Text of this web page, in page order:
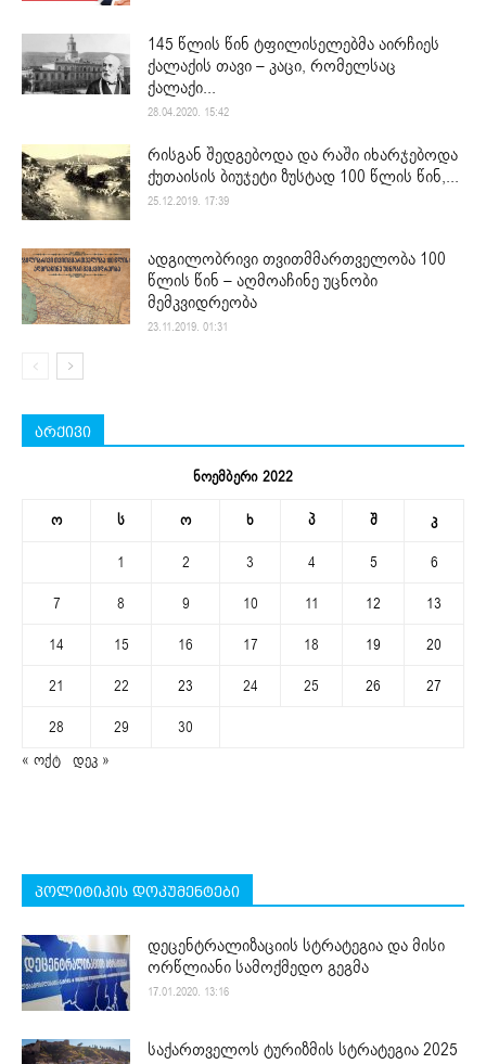
145 წლის წინ ტფილისელებმა აირჩიეს
ქალაქის თავი – კაცი, რომელსაც
ქალაქი...
28.04.2020. 15:42
რისგან შედგებოდა და რაში იხარჯებოდა
ქუთაისის ბიუჯეტი ზუსტად 100 წლის წინ,...
25.12.2019. 17:39
ადგილობრივი თვითმმართველობა 100
წლის წინ – აღმოაჩინე უცნობი
მემკვიდრეობა
23.11.2019. 01:31
არქივი
ნოემბერი 2022
ო ს ო ხ პ შ კ
1 2 3 4 5
6
7
8 9 10 11 12
13
14
15 16 17 18 19
20
21
22 23 24 25 26
27
28
29
30
« ოქტ დეკ »
პოლიტიკის დოკუმენტები
დეცენტრალიზაციის სტრატეგია და მისი
ორწლიანი სამოქმედო გეგმა
17.01.2020. 13:16
საქართველოს ტურიზმის სტრატეგია 2025